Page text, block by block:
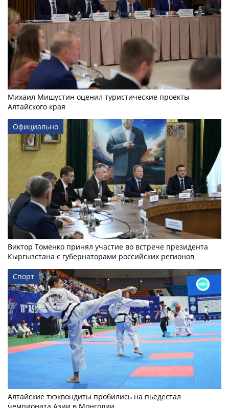
Михаил Мишустин оценил туристические проекты
Алтайского края
Официально
Виктор Томенко принял участие во встрече президента
Кыргызстана с губернаторами российских регионов
Спорт
Алтайские тхэквондиты пробились на пьедестал